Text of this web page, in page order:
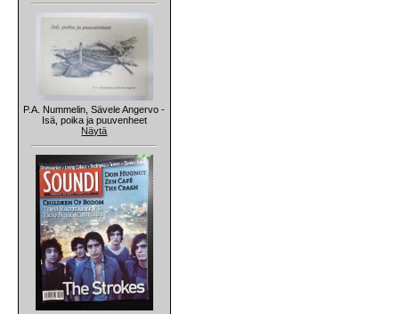
P.A. Nummelin, Sävele Angervo -
Isä, poika ja puuvenheet
Näytä